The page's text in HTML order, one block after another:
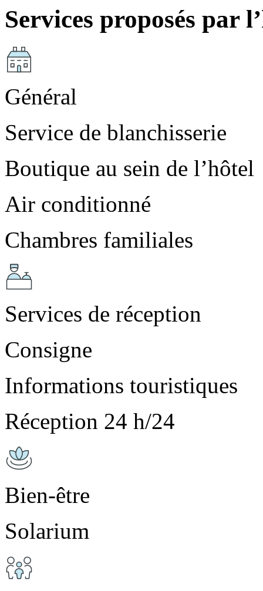
Services proposés par
Général
Service de blanchisserie
Boutique au sein de l’hôtel
Air conditionné
Chambres familiales
Services de réception
Consigne
Informations touristiques
Réception 24 h/24
Bien-être
Solarium